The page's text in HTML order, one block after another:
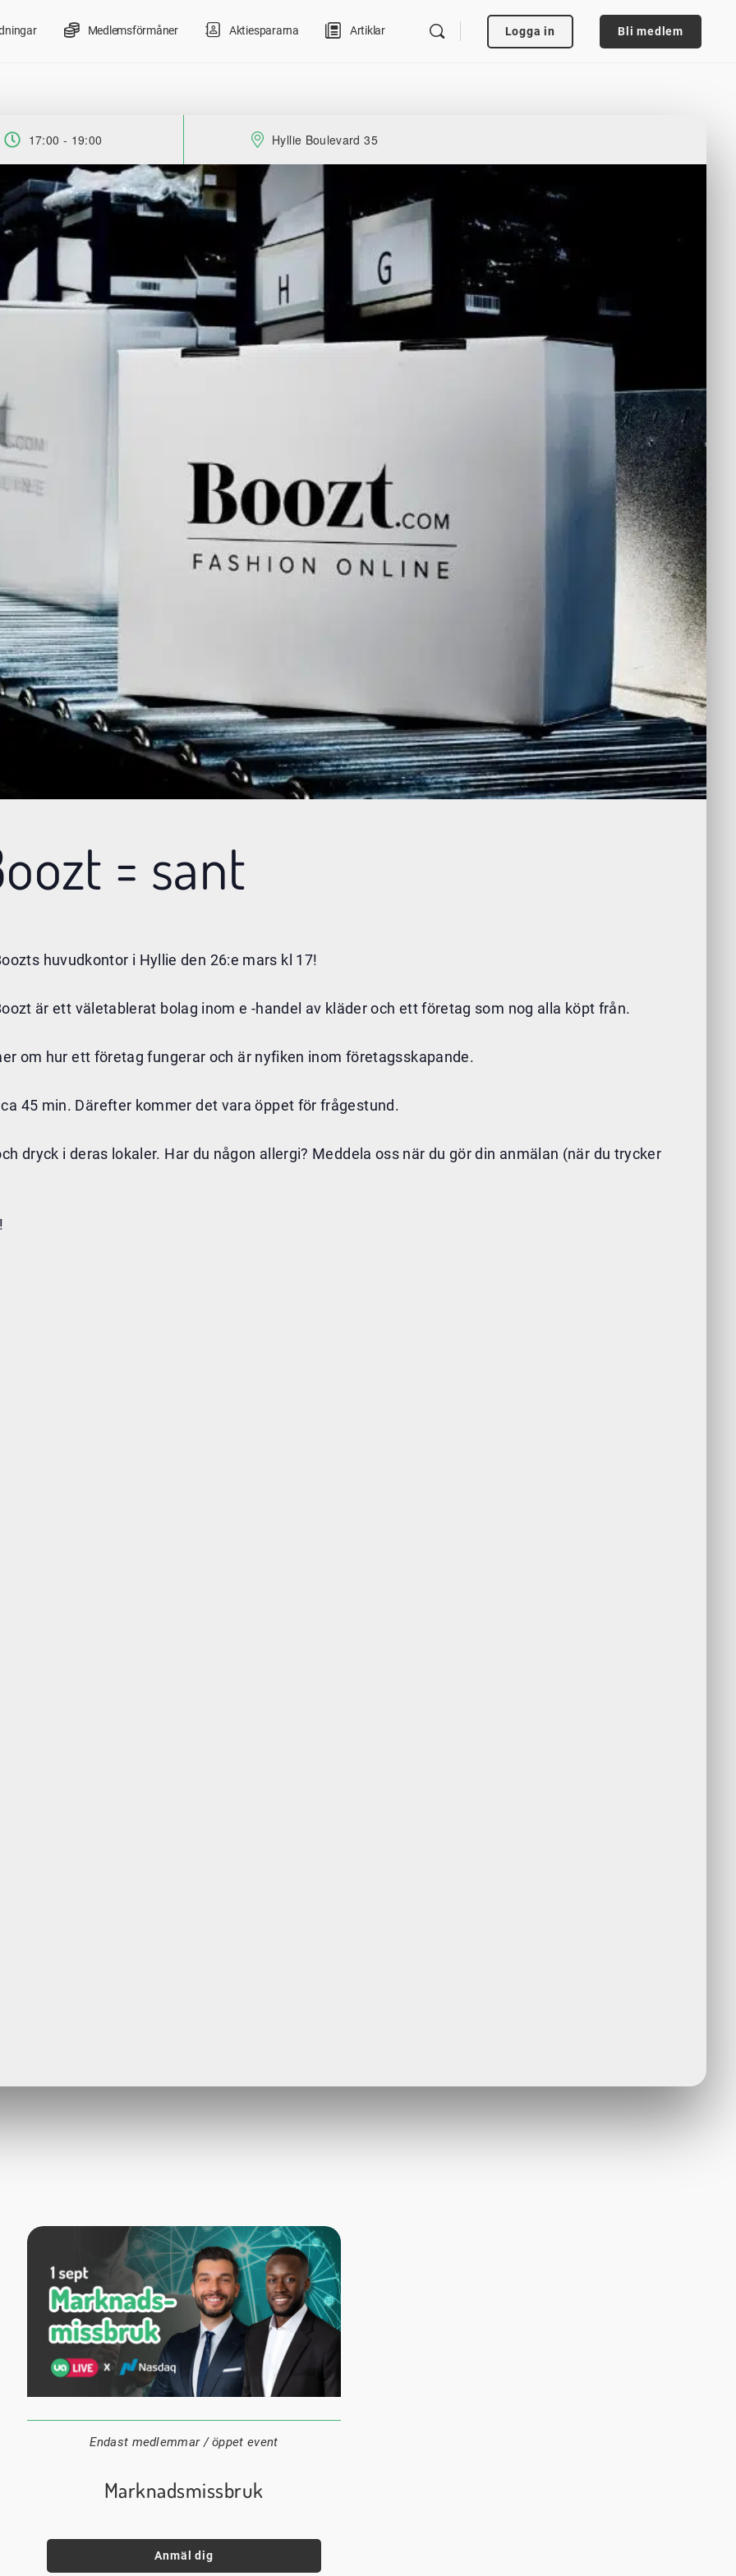
Medlemsförmåner Aktiespararna Artiklar Logga in Bli medlem
Tid:
17:00 - 19:00
Plats:
Hyllie Boulevard 35
= sant
huvudkontor i Hyllie den 26:e mars kl 17!
är ett väletablerat bolag inom e -handel av kläder och ett företag som nog alla köpt från.
om hur ett företag fungerar och är nyfiken inom företagsskapande.
45 min. Därefter kommer det vara öppet för frågestund.
dryck i deras lokaler. Har du någon allergi? Meddela oss när du gör din anmälan (när du trycker
1 september
18:00
Digitalt
Endast medlemmar / öppet event
Marknadsmissbruk
Anmäl dig